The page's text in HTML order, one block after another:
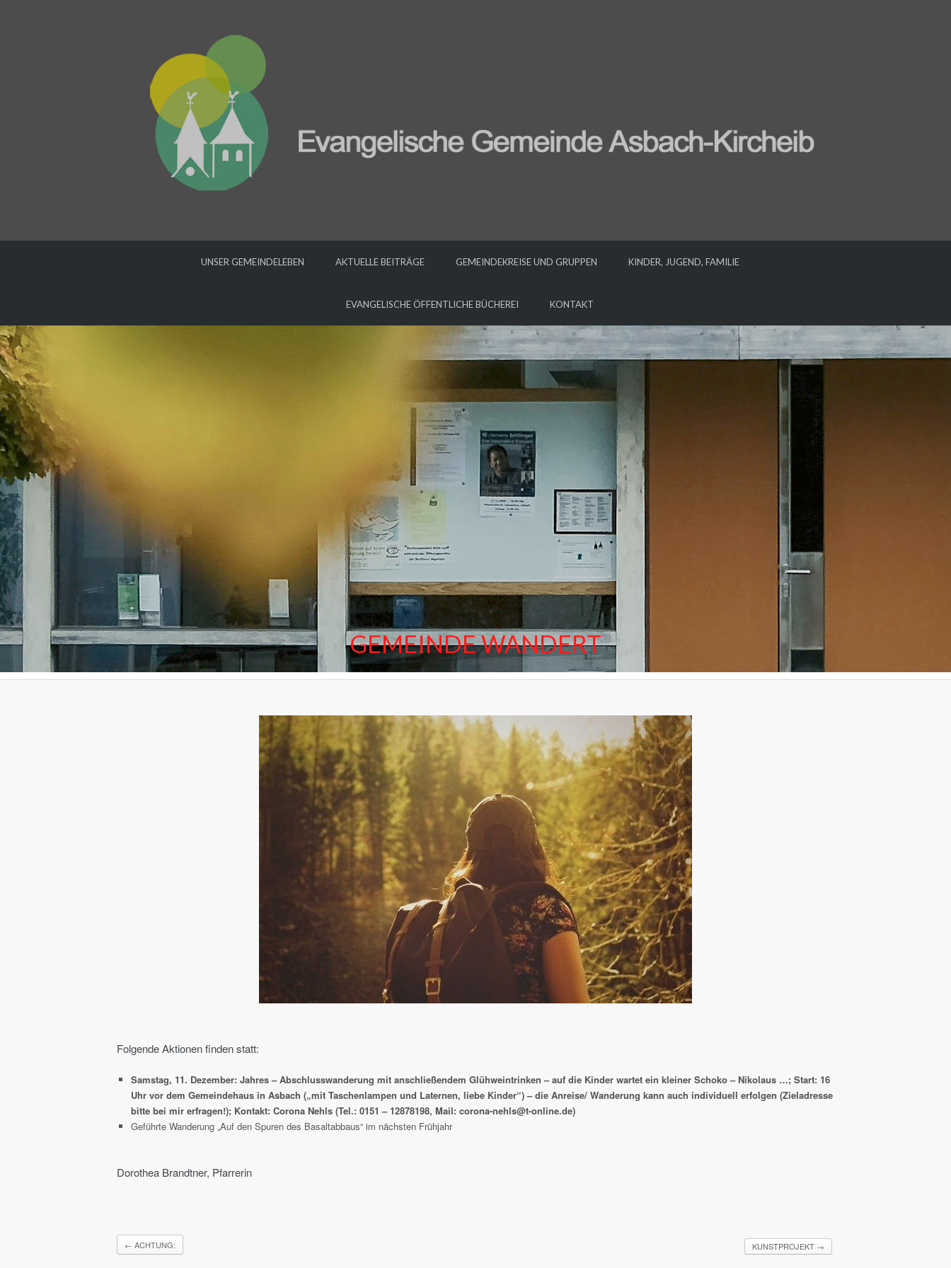
UNSER GEMEINDELEBEN AKTUELLE BEITRÄGE GEMEINDEKREISE UND GRUPPEN KINDER, JUGEND, FAMILIE
EVANGELISCHE ÖFFENTLICHE BÜCHEREI KONTAKT
GEMEINDE WANDERT
Folgende Aktionen finden statt:
Samstag, 11. Dezember: Jahres – Abschlusswanderung mit anschließendem Glühweintrinken – auf die Kinder wartet ein kleiner Schoko – Nikolaus …; Start: 16
Uhr vor dem Gemeindehaus in Asbach („mit Taschenlampen und Laternen, liebe Kinder“) – die Anreise/ Wanderung kann auch individuell erfolgen (Zieladresse
bitte bei mir erfragen!); Kontakt: Corona Nehls (Tel.: 0151 – 12878198, Mail: corona-nehls@t-online.de)
Geführte Wanderung „Auf den Spuren des Basaltabbaus“ im nächsten Frühjahr
Dorothea Brandtner, Pfarrerin
← ACHTUNG: KUNSTPROJEKT →